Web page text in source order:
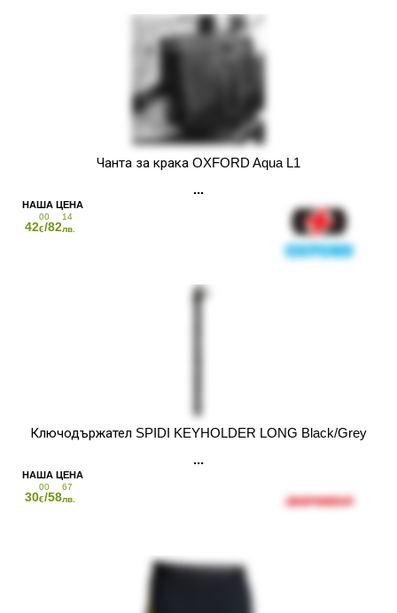
Чанта за крака OXFORD Aqua L1
42
00
€/82
14
лв.
Ключодържател SPIDI KEYHOLDER LONG Black/Grey
30
00
€/58
67
лв.